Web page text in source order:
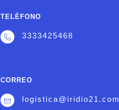
TELÉFONO
3333425468
CORREO
logistica@iridio21.com